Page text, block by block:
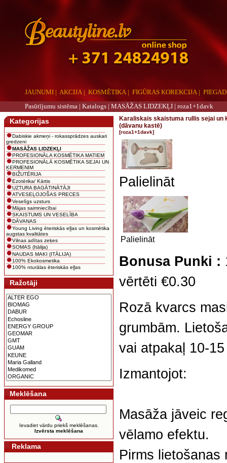
JAUNUMI | AKCIJA | KOSMĒTIKA | FIGŪRAS KOREKCIJA|
Pasūtījumu sistēma | Katalogs | MASĀŽAS LIDZEKĻI | roza1+1davk
Kategorijas
Dabiskie akmeņi - rokassprādzes auskari
gredzeni
MASĀŽAS LIDZEKĻI
PROFESIONĀLA KOSMĒTIKA MATIEM
PROFESIONĀLĀ KOSMĒTIKA SEJAI UN
ĶERMENIM
BIŽUTĒRIJA
Ezotērika/ Kārtis
UZTURA BAGĀTINĀTĀJI
ATVESEĻOJOŠAS PRECES
Veselīgs uzsturs
Mājas saimniecībai
SKAISTUMS UN VESELĪBA
DĀVANAS
Young Living ēteriskās eļļas un kosmētika
augstas kvalitātes
Vilnas adītas zeķes
SOMAS (Itālija)
NAUDAS MAKI (ITĀLIJA)
100% Ekokosmetika
100% nturālas ēteriskās eļļas
Ražotāji
Meklēšana
Ievadiet vārdu priekš meklēšanas.
Izvērsta meklēšana
Reklama
Karaliskais skaistuma rullis sejai un
(dāvanu kastē)
[roza1+1davk]
Palielināt
Palielināt
Bonusa Punki :
vērtēti €0.30
Rozā kvarcs
grumbām.
vai atpakaļ 10-
Izmantojot:
Masāža jāveic
vēlamo efektu.
Pirms lietošanas